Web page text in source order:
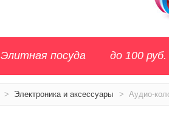
Элитная посуда до 100 руб.
> Электроника и аксессуары > Аудио-